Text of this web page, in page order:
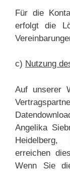
Für die
erfolgt die
c) Nutzung
Auf unserer
Angelika
erreichen
Wenn Sie